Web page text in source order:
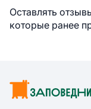
Оставлять
которые ранее